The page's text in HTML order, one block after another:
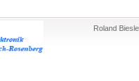
Roland